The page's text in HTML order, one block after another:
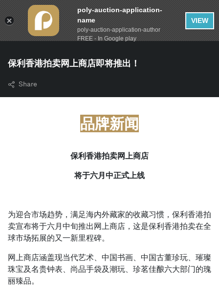
简体中文
保利香港拍卖网上商店即将推出！
Share
品牌新闻
保利香港拍卖网上商店
将于六月中正式上线
为迎合市场趋势，满足海内外藏家的收藏习惯，保利香港拍
卖宣布将于六月中旬推出网上商店，这是保利香港拍卖在全
球市场拓展的又一新里程碑。
网上商店涵盖现当代艺术、中国书画、中国古董珍玩、璀璨
珠宝及名贵钟表、尚品手袋及潮玩、珍茗佳酿六大部门的瑰
丽臻品。
poly-auction-application-
name
poly-auction-application-author
FREE - In Google play
VIEW